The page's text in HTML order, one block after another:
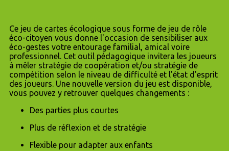
Ce jeu de cartes écologique sous forme de jeu de rôle
éco-citoyen vous donne l'occasion de sensibiliser aux
éco-gestes votre entourage familial, amical voire
professionnel. Cet outil pédagogique invitera les joueurs
à mêler stratégie de coopération et/ou stratégie de
compétition selon le niveau de difficulté et l'état d'esprit
des joueurs. Une nouvelle version du jeu est disponible,
vous pouvez y retrouver quelques changements :
Des parties plus courtes
Plus de réflexion et de stratégie
Flexible pour adapter aux enfants